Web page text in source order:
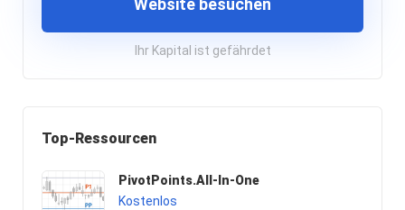
Website besuchen
Ihr Kapital ist gefährdet
Top-Ressourcen
PivotPoints.All-In-One
Kostenlos